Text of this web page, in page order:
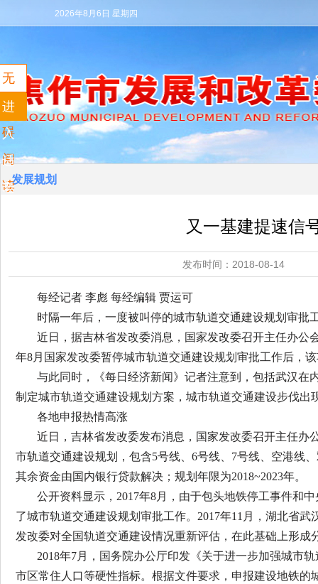
2026年8月6日 星期四
无
障
碍
阅
读
进
入
适
老
发展规划
又一基建提速信
发布时间：2018-08-
每经记者 李彪 每经编辑 贾运可
时隔一年后，一度被叫停的城市轨道交通建设规划审批
近日，据吉林省发改委消息，国家发改委召开主任办公
年8月国家发改委暂停城市轨道交通建设规划审批工作后，
与此同时，《每日经济新闻》记者注意到，包括武汉在
制定城市轨道交通建设规划方案，城市轨道交通建设步伐出
各地申报热情高涨
近日，吉林省发改委发布消息，国家发改委召开主任办
市轨道交通建设规划，包含5号线、6号线、7号线、空港线
其余资金由国内银行贷款解决；规划年限为2018~2023年。
公开资料显示，2017年8月，由于包头地铁停工事件和
了城市轨道交通建设规划审批工作。2017年11月，湖北省
发改委对全国轨道交通建设情况重新评估，在此基础上形
2018年7月，国务院办公厅印发《关于进一步加强城市
市区常住人口等硬性指标。根据文件要求，申报建设地铁